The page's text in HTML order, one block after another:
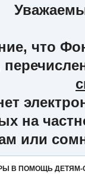
что
на
или
В ПОМОЩЬ